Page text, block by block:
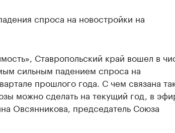
спроса на новостройки на
Ставропольский край вошел в
сильным падением спроса на
прошлого года. С чем связана
можно сделать на текущий год, в
Овсянникова, председатель Союза